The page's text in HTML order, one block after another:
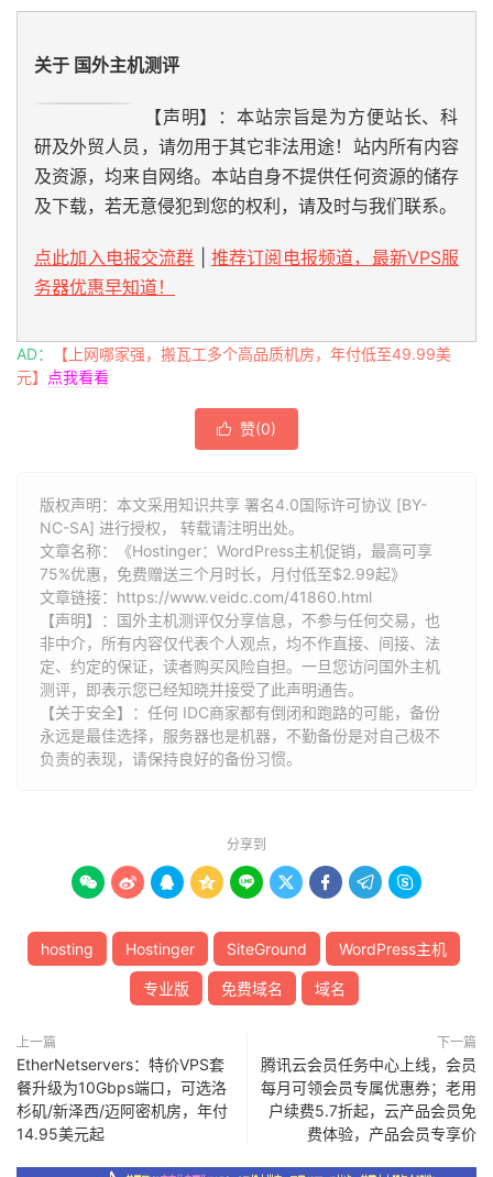
关于 国外主机测评
【声明】：本站宗旨是为方便站长、科
研及外贸人员，请勿用于其它非法用途！站内所有内容
及资源，均来自网络。本站自身不提供任何资源的储存
及下载，若无意侵犯到您的权利，请及时与我们联系。
点此加入电报交流群
推荐订阅电报频道，最新VPS服
务器优惠早知道！
AD：
【上网哪家强，搬瓦工多个高品质机房，年付低至49.99美
元】
点我看看
 赞(0)
版权声明：本文采用知识共享 署名4.0国际许可协议 [BY-
NC-SA] 进行授权， 转载请注明出处。
文章名称：《Hostinger：WordPress主机促销，最高可享
75%优惠，免费赠送三个月时长，月付低至$2.99起》
文章链接： https://www.veidc.com/41860.html
【声明】：国外主机测评仅分享信息，不参与任何交易，也
非中介，所有内容仅代表个人观点，均不作直接、间接、法
定、约定的保证，读者购买风险自担。一旦您访问国外主机
测评，即表示您已经知晓并接受了此声明通告。
【关于安全】：任何 IDC商家都有倒闭和跑路的可能，备份
永远是最佳选择，服务器也是机器，不勤备份是对自己极不
负责的表现，请保持良好的备份习惯。
分享到
        
hosting Hostinger SiteGround WordPress主机
专业版 免费域名 域名
上一篇
EtherNetservers：特价VPS套
餐升级为10Gbps端口，可选洛
杉矶/新泽西/迈阿密机房，年付
14.95美元起
下一篇
腾讯云会员任务中心上线，会员
每月可领会员专属优惠券；老用
户续费5.7折起，云产品会员免
费体验，产品会员专享价